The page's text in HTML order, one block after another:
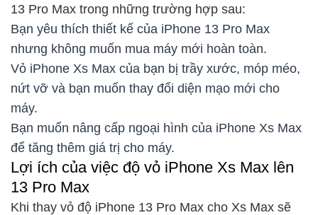
13 Pro Max trong những trường hợp sau:
Bạn yêu thích thiết kế của iPhone 13 Pro Max
nhưng không muốn mua máy mới hoàn toàn.
Vỏ iPhone Xs Max của bạn bị trầy xước, móp méo,
nứt vỡ và bạn muốn thay đổi diện mạo mới cho
máy.
Bạn muốn nâng cấp ngoại hình của iPhone Xs Max
để tăng thêm giá trị cho máy.
Lợi ích của việc độ vỏ iPhone Xs Max lên
13 Pro Max
Khi thay vỏ độ iPhone 13 Pro Max cho Xs Max sẽ